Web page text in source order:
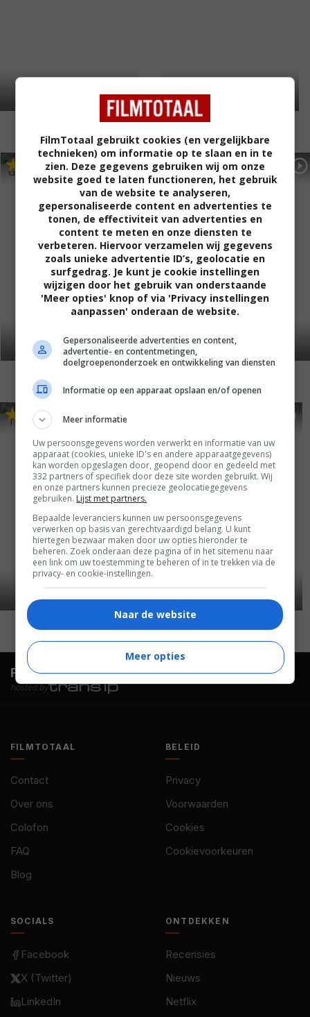
Give 'em Hell Malone (2009) 5,8
My Sassy Girl (2008)
,7
The Human Contract (2008)
FilmTotaal.Hét online filmoverzicht.
hosted by
FILMTOTAAL
Contact
Over ons
Colofon
FAQ
Blog
BELEID
Privacy
Voorwaarden
Cookies
Cookievoorkeuren
SOCIALS
Facebook
X (Twitter)
LinkedIn
ONTDEKKEN
Recensies
Nieuws
Netflix
FilmTotaal gebruikt cookies (en vergelijkbare
technieken) om informatie op te slaan en in te
zien. Deze gegevens gebruiken wij om onze
website goed te laten functioneren, het gebruik
van de website te analyseren,
gepersonaliseerde content en advertenties te
tonen, de effectiviteit van advertenties en
content te meten en onze diensten te
verbeteren. Hiervoor verzamelen wij gegevens
zoals unieke advertentie ID’s, geolocatie en
surfgedrag. Je kunt je cookie instellingen
wijzigen door het gebruik van onderstaande
'Meer opties' knop of via 'Privacy instellingen
aanpassen' onderaan de website.
Gepersonaliseerde advertenties en content,
advertentie- en contentmetingen,
doelgroepenonderzoek en ontwikkeling van diensten
Informatie op een apparaat opslaan en/of openen
Meer informatie
Uw persoonsgegevens worden verwerkt en informatie van uw
apparaat (cookies, unieke ID's en andere apparaatgegevens)
kan worden opgeslagen door, geopend door en gedeeld met
332 partners of specifiek door deze site worden gebruikt. Wij
en onze partners kunnen precieze geolocatiegegevens
gebruiken. Lijst met partners.
Bepaalde leveranciers kunnen uw persoonsgegevens
verwerken op basis van gerechtvaardigd belang. U kunt
hiertegen bezwaar maken door uw opties hieronder te
beheren. Zoek onderaan deze pagina of in het sitemenu naar
een link om uw toestemming te beheren of in te trekken via de
privacy- en cookie-instellingen.
Naar de website
Meer opties